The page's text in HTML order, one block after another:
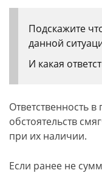
Подскажите
данной
И какая
Ответственность
обстоятельств
при их наличии.
Если ранее не